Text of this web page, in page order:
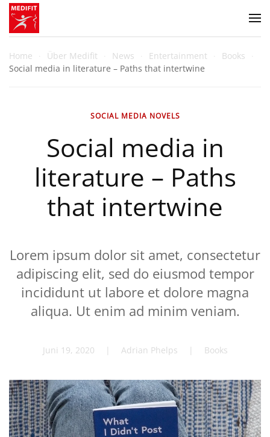
Zum Hauptinhalt springen
Home Über Medifit News Entertainment
Books
Social media in literature – Paths that intertwine
SOCIAL MEDIA NOVELS
Social media in
literature – Paths
that intertwine
Lorem ipsum dolor sit amet, consectetur
adipiscing elit, sed do eiusmod tempor
incididunt ut labore et dolore magna
aliqua. Ut enim ad minim veniam.
Juni 19, 2020 | Adrian Phelps | Books